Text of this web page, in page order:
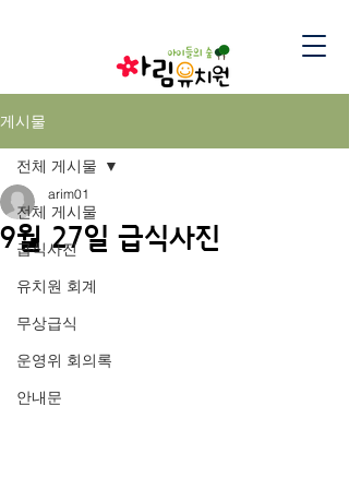
게시물
전체 게시물
급식사진
유치원 회계
무상급식
운영위 회의록
안내문
전체 게시물
9월 27일 급식사진
arim01